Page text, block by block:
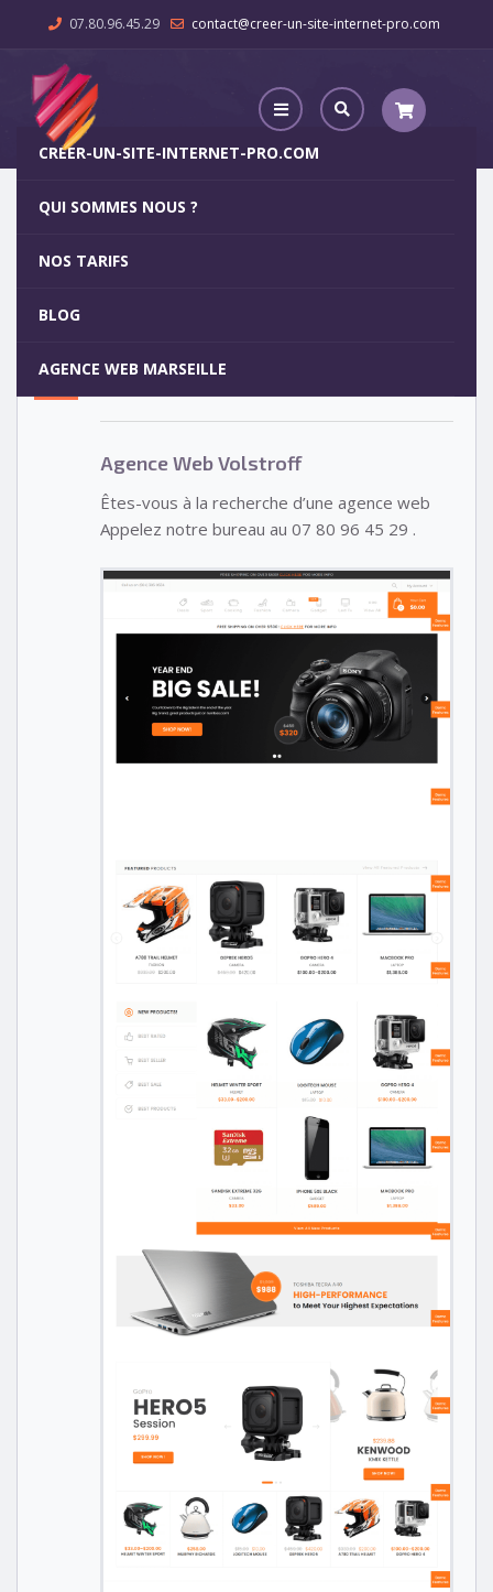
07.80.96.45.29 contact@creer-un-site-internet-pro.com
CREER-UN-SITE-INTERNET-PRO.COM
QUI SOMMES NOUS ?
NOS TARIFS
BLOG
AGENCE WEB MARSEILLE
Agence Web Volstroff
5
Votre site internet pour 29€
Agence Web Volstroff
Êtes-vous à la recherche d’une agence web
Appelez notre bureau au 07 80 96 45 29 .